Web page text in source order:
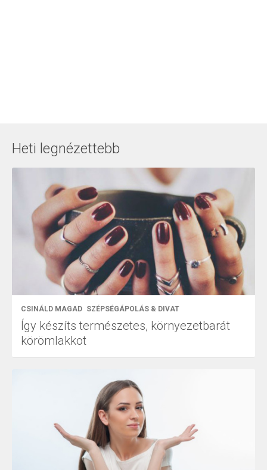
Heti legnézettebb
CSINÁLD MAGAD SZÉPSÉGÁPOLÁS & DIVAT
Így készíts természetes, környezetbarát
körömlakkot